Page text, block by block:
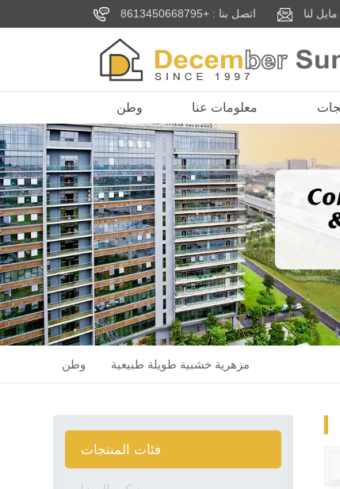
اتصل بنا : +8613450668795
وطن معلومات عنا
وطن مزهرية خشبية طويلة طبيعية
فئات المنتجات